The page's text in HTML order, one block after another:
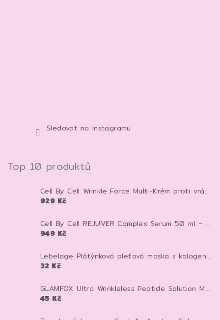
Sledovat na Instagramu
Top 10 produktů
Cell By Cell Wrinkle Force Multi-Krém proti vráskám 100 ml – anti-age krém pro zpevnění a hydrataci pleti
929 Kč
Cell By Cell REJUVER Complex Serum 50 ml – anti-age sérum pro zpevnění a regeneraci pleti
949 Kč
Lebelage Plátýnková pleťová maska s kolagenem Dr. Capsule Collagen Mask Pack 28 ml 1 ks
32 Kč
GLAMFOX Ultra Wrinkleless Peptide Solution Mask 25 g – peptidová pleťová maska pro vyhlazení, hydrataci a pevnější vzhled pleti
45 Kč